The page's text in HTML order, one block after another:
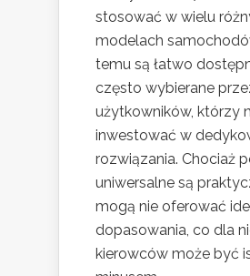
stosować w wielu
modelach
temu są łatwo
często wybierane
użytkowników, którzy
inwestować w
rozwiązania. Chociaż
uniwersalne są
mogą nie oferować
dopasowania, co dla
kierowców może być